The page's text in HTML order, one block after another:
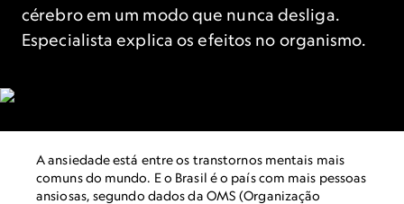
cérebro em um modo que nunca desliga.
Especialista explica os efeitos no organismo.
A ansiedade está entre os transtornos mentais mais
comuns do mundo. E o Brasil é o país com mais pessoas
ansiosas, segundo dados da OMS (Organização